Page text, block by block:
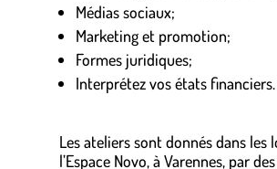
Médias sociaux;
Marketing et promotion;
Formes juridiques;
Interprétez vos états financiers.
Les ateliers sont donnés dans les
l’Espace Novo, à Varennes, par des